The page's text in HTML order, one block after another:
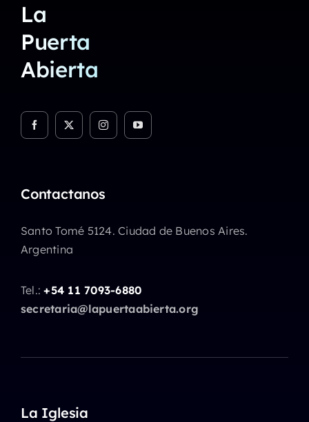
La
Puerta
Abierta
Contactanos
Santo Tomé 5124. Ciudad de Buenos Aires.
Argentina
Tel.:+54 11 7093-6880
secretaria@lapuertaabierta.org
La Iglesia